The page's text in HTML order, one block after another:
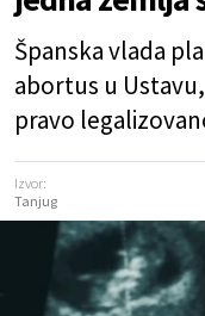
Španska vlada
abortus u
pravo
Izvor:
Tanjug